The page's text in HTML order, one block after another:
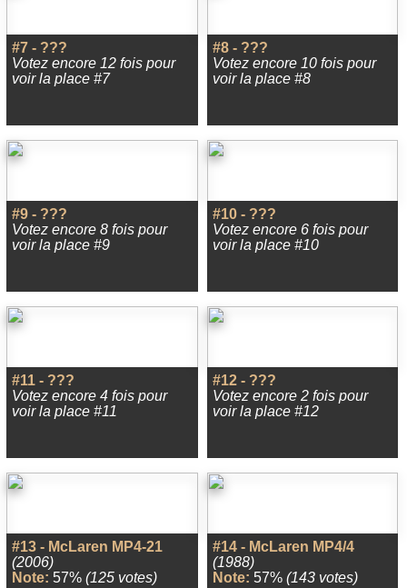
#7 - ???
Votez encore 12 fois pour
voir la place #7
#8 - ???
Votez encore 10 fois pour
voir la place #8
#9 - ???
Votez encore 8 fois pour
voir la place #9
#10 - ???
Votez encore 6 fois pour
voir la place #10
#11 - ???
Votez encore 4 fois pour
voir la place #11
#12 - ???
Votez encore 2 fois pour
voir la place #12
#13 - McLaren MP4-21
(2006)
Note: 57% (125 votes)
#14 - McLaren MP4/4
(1988)
Note: 57% (143 votes)